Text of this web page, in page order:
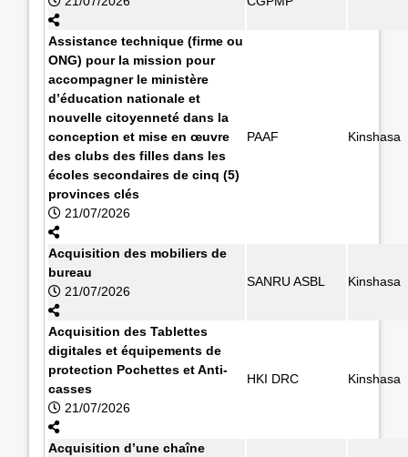
Assistance technique (firme ou
ONG) pour la mission pour
accompagner le ministère
d’éducation nationale et
nouvelle citoyenneté dans la
conception et mise en œuvre
des clubs des filles dans les
écoles secondaires de cinq (5)
provinces clés
21/07/2026
PAAF Kinshasa
Acquisition des mobiliers de
bureau
21/07/2026
SANRU ASBL Kinshasa
Acquisition des Tablettes
digitales et équipements de
protection Pochettes et Anti-
casses
21/07/2026
HKI DRC Kinshasa
Acquisition d’une chaîne